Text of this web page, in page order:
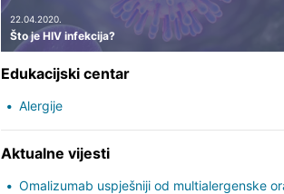
22.04.2020.
Što je HIV infekcija?
Edukacijski centar
Alergije
Aktualne vijesti
Omalizumab uspješniji od multialergenske